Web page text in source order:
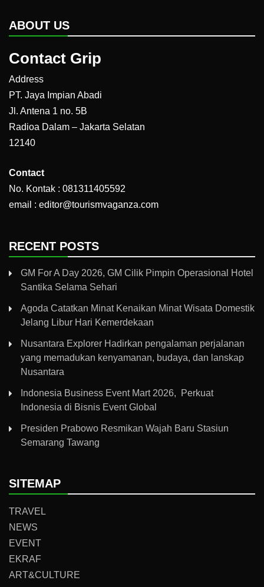
ABOUT US
Contact Grip
Address
PT. Jaya Impian Abadi
Jl. Antena 1 no. 5B
Radioa Dalam – Jakarta Selatan
12140
Contact
No. Kontak : 081311405592
email : editor@tourismvaganza.com
RECENT POSTS
GM For A Day 2026, GM Cilik Pimpin Operasional Hotel
Santika Selama Sehari
Agoda Catatkan Minat Kenaikan Minat Wisata Domestik
Jelang Libur Hari Kemerdekaan
Nusantara Explorer Hadirkan pengalaman perjalanan
yang memadukan kenyamanan, budaya, dan lanskap
Nusantara
Indonesia Business Event Mart 2026, Perkuat
Indonesia di Bisnis Event Global
Presiden Prabowo Resmikan Wajah Baru Stasiun
Semarang Tawang
SITEMAP
TRAVEL
NEWS
EVENT
EKRAF
ART&CULTURE